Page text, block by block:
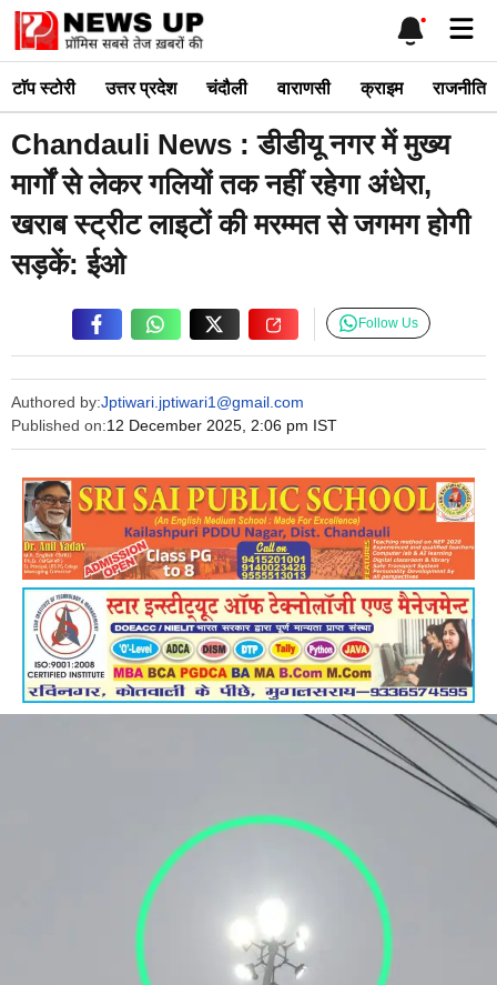
Skip
content
टाॅप स्टोरी उत्तर प्रदेश चंदौली वाराणसी क्राइम राजनीति
Chandauli News : डीडीयू नगर में मुख्य
मार्गों से लेकर गलियों तक नहीं रहेगा अंधेरा,
खराब स्ट्रीट लाइटों की मरम्मत से जगमग होगी
सड़कें: ईओ
Authored by:Jptiwari.jptiwari1@gmail.com
Published on:12 December 2025, 2:06 pm IST
Follow Us